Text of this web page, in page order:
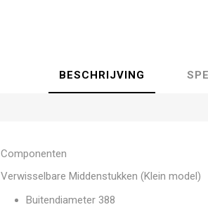
BESCHRIJVING
Componenten
Verwisselbare Middenstukken (Klein model)
Buitendiameter 388